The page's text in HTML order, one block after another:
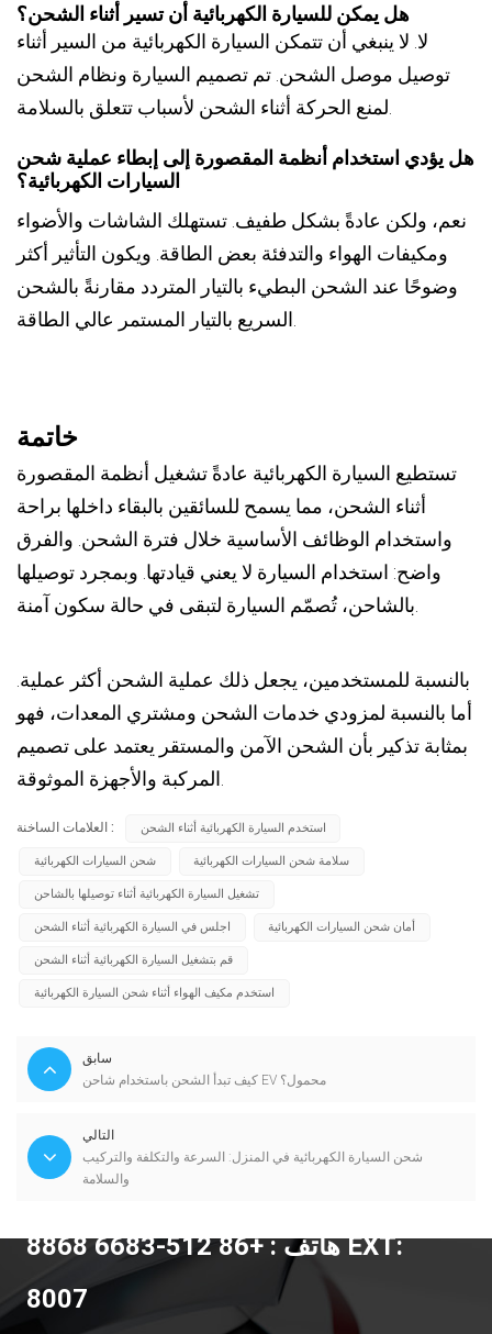
هل يمكن للسيارة الكهربائية أن تسير أثناء الشحن؟
لا. لا ينبغي أن تتمكن السيارة الكهربائية من السير أثناء
توصيل موصل الشحن. تم تصميم السيارة ونظام الشحن
هل يؤدي استخدام أنظمة المقصورة إلى إبطاء عملية شحن
السيارات الكهربائية؟
نعم، ولكن عادةً بشكل طفيف. تستهلك الشاشات والأضواء
ومكيفات الهواء والتدفئة بعض الطاقة. ويكون التأثير أكثر
وضوحًا عند الشحن البطيء بالتيار المتردد مقارنةً بالشحن
خاتمة
تستطيع السيارة الكهربائية عادةً تشغيل أنظمة المقصورة
أثناء الشحن، مما يسمح للسائقين بالبقاء داخلها براحة
واستخدام الوظائف الأساسية خلال فترة الشحن. والفرق
واضح: استخدام السيارة لا يعني قيادتها. وبمجرد توصيلها
بالشاحن، تُصمّم السيارة لتبقى في حالة سكون آمنة.
بالنسبة للمستخدمين، يجعل ذلك عملية الشحن أكثر عملية.
أما بالنسبة لمزودي خدمات الشحن ومشتري المعدات، فهو
بمثابة تذكير بأن الشحن الآمن والمستقر يعتمد على تصميم
المركبة والأجهزة الموثوقة.
العلامات الساخنة : استخدم السيارة الكهربائية أثناء الشحن
شحن السيارات الكهربائية سلامة شحن السيارات الكهربائية
تشغيل السيارة الكهربائية أثناء توصيلها بالشاحن
اجلس في السيارة الكهربائية أثناء الشحن أمان شحن السيارات الكهربائية
قم بتشغيل السيارة الكهربائية أثناء الشحن
استخدم مكيف الهواء أثناء شحن السيارة الكهربائية
سابق
كيف تبدأ الشحن باستخدام شاحن EV محمول؟
التالي
شحن السيارة الكهربائية في المنزل: السرعة والتكلفة والتركيب
والسلامة
هاتف : +86 512-6683 8868 EXT:
8007